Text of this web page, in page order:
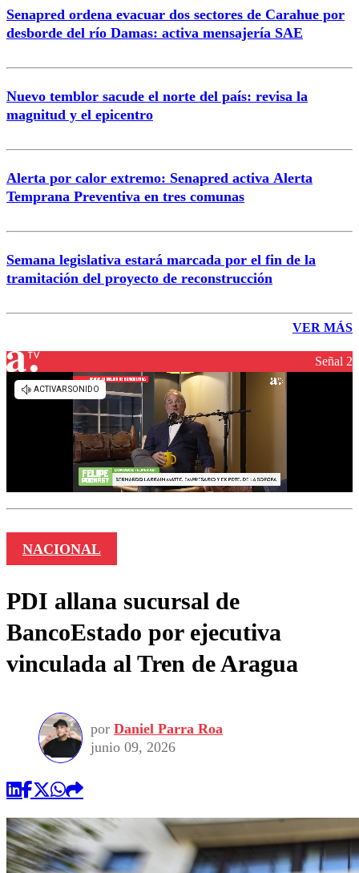
Senapred ordena evacuar dos sectores de Carahue por
desborde del río Damas: activa mensajería SAE
Nuevo temblor sacude el norte del país: revisa la
magnitud y el epicentro
Alerta por calor extremo: Senapred activa Alerta
Temprana Preventiva en tres comunas
Semana legislativa estará marcada por el fin de la
tramitación del proyecto de reconstrucción
VER MÁS
Señal 2
NACIONAL
PDI allana sucursal de
BancoEstado por ejecutiva
vinculada al Tren de Aragua
por Daniel Parra Roa
junio 09, 2026